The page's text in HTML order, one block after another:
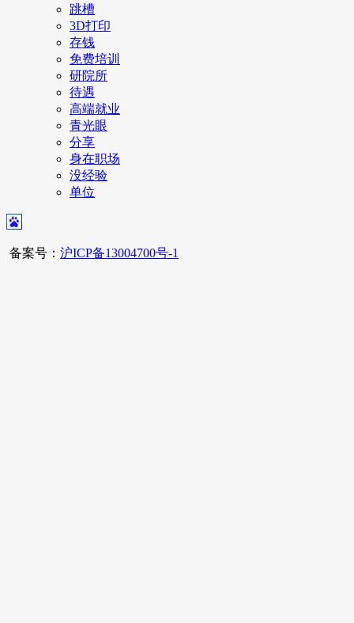
跳槽
3D打印
存钱
免费培训
研院所
待遇
高端就业
青光眼
分享
身在职场
没经验
单位
备案号： 沪ICP备13004700号-1